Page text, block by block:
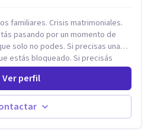
familiares. Crisis matrimoniales.
pasando por un momento de
solo no podes. Si precisas una
estás bloqueado. Si precisás
definir proyectos, objetivos,
que lo que te pasa no es tan
Si estás en adicciones y tu
te está pasando. No dudes
a resolver la situación que
Ver perfil